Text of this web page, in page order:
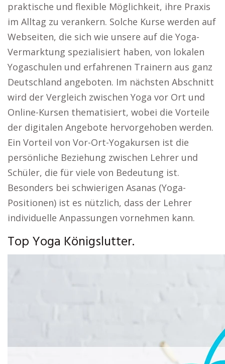
praktische und flexible Möglichkeit, ihre Praxis
im Alltag zu verankern. Solche Kurse werden auf
Webseiten, die sich wie unsere auf die Yoga-
Vermarktung spezialisiert haben, von lokalen
Yogaschulen und erfahrenen Trainern aus ganz
Deutschland angeboten. Im nächsten Abschnitt
wird der Vergleich zwischen Yoga vor Ort und
Online-Kursen thematisiert, wobei die Vorteile
der digitalen Angebote hervorgehoben werden.
Ein Vorteil von Vor-Ort-Yogakursen ist die
persönliche Beziehung zwischen Lehrer und
Schüler, die für viele von Bedeutung ist.
Besonders bei schwierigen Asanas (Yoga-
Positionen) ist es nützlich, dass der Lehrer
individuelle Anpassungen vornehmen kann.
Top Yoga Königslutter.